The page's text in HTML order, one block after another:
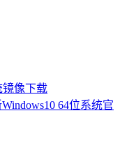
镜像下载